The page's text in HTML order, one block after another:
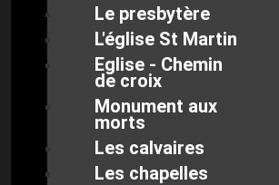
Le presbytère
L'église St Martin
Eglise - Chemin
de croix
Monument aux
morts
Les calvaires
Les chapelles